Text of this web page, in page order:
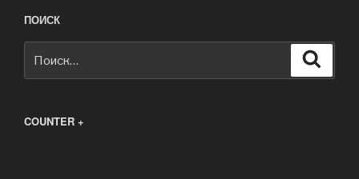
ПОИСК
COUNTER +